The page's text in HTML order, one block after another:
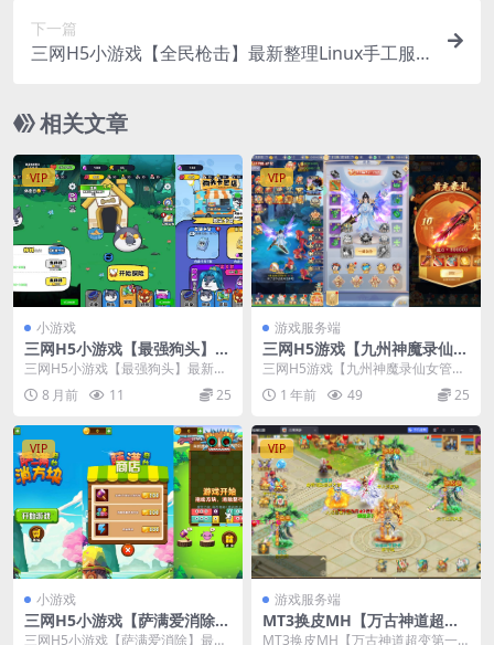
下一篇
三网H5小游戏【全民枪击】最新整理Linux手工服
相关文章
VIP
小游戏
三网H5小游戏【最强狗头】最
新整理Linux手工服务端+安卓
三网H5小游戏【最强狗头】最新整
理Linux手工服务端+安卓
8 月前 11 25
VIP
游戏服务端
三网H5游戏【九州神魔录仙女
管家8999超冠内购版】最新整
理CentOS手工服务端+转表工
具+管理后台+GM加币授权后
三网H5游戏【九州神魔录仙女管家
8999超冠内购版】最新整理CentO
S手工服务...
1 年前 49 25
VIP
小游戏
三网H5小游戏【萨满爱消除】
最新整理Linux手工服务端+安
三网H5小游戏【萨满爱消除】最新
VIP
游戏服务端
MT3换皮MH【万古神道超变
第一季】最新整理CentOS手
MT3换皮MH【万古神道超变第一